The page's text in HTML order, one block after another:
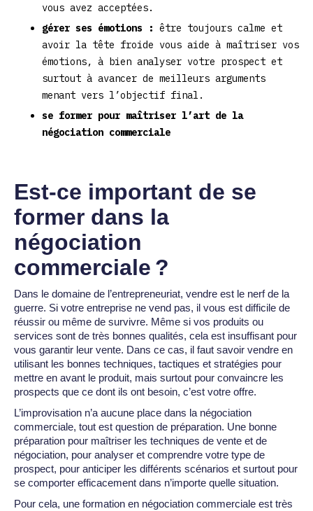
vous avez acceptées.
gérer ses émotions : être toujours calme et
avoir la tête froide vous aide à maîtriser vos
émotions, à bien analyser votre prospect et
surtout à avancer de meilleurs arguments
menant vers l’objectif final.
se former pour maîtriser l’art de la
négociation commerciale
Est-ce important de se
former dans la
négociation
commerciale ?
Dans le domaine de l’entrepreneuriat, vendre est le nerf de la
guerre. Si votre entreprise ne vend pas, il vous est difficile de
réussir ou même de survivre. Même si vos produits ou
services sont de très bonnes qualités, cela est insuffisant pour
vous garantir leur vente. Dans ce cas, il faut savoir vendre en
utilisant les bonnes techniques, tactiques et stratégies pour
mettre en avant le produit, mais surtout pour convaincre les
prospects que ce dont ils ont besoin, c’est votre offre.
L’improvisation n’a aucune place dans la négociation
commerciale, tout est question de préparation. Une bonne
préparation pour maîtriser les techniques de vente et de
négociation, pour analyser et comprendre votre type de
prospect, pour anticiper les différents scénarios et surtout pour
se comporter efficacement dans n’importe quelle situation.
Pour cela, une formation en négociation commerciale est très